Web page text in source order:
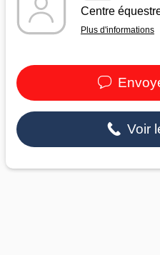
Centre
Plus d'informations
Voir